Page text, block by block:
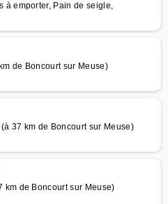
à emporter, Pain de seigle,
de Boncourt sur Meuse)
37 km de Boncourt sur Meuse)
km de Boncourt sur Meuse)